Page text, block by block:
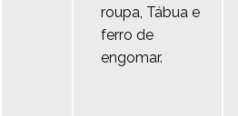
roupa, Tábua e
ferro de
engomar.